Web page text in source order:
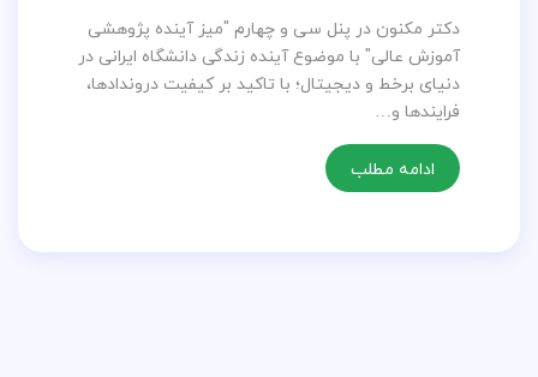
دکتر مکنون در پنل سی و چهارم "میز آینده پژوهشی
آموزش عالی" با موضوع آینده زندگی دانشگاه ایرانی در
دنیای برخط و دیجیتال؛ با تاکید بر کیفیت دروندادها،
فرایندها و…
ادامه مطلب